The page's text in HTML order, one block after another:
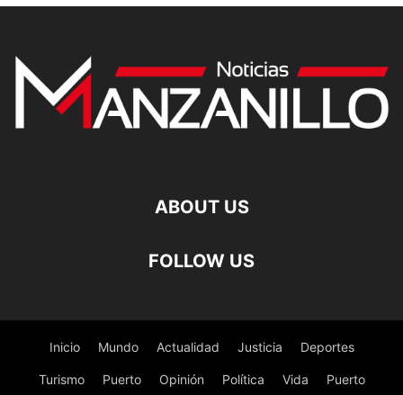
ABOUT US
FOLLOW US
Inicio Mundo Actualidad Justicia Deportes
Turismo Puerto Opinión Política Vida Puerto